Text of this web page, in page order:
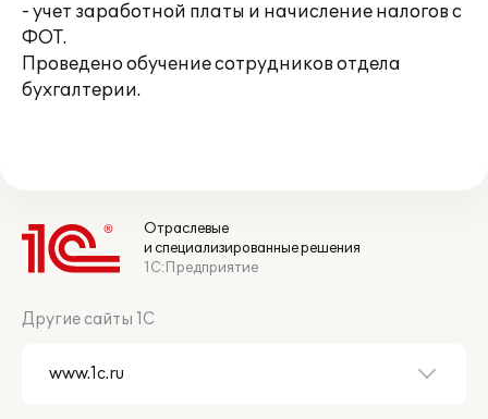
- учет заработной платы и начисление налогов с
ФОТ.
Проведено обучение сотрудников отдела
бухгалтерии.
Отраслевые
и специализированные решения
1С:Предприятие
Другие сайты 1С